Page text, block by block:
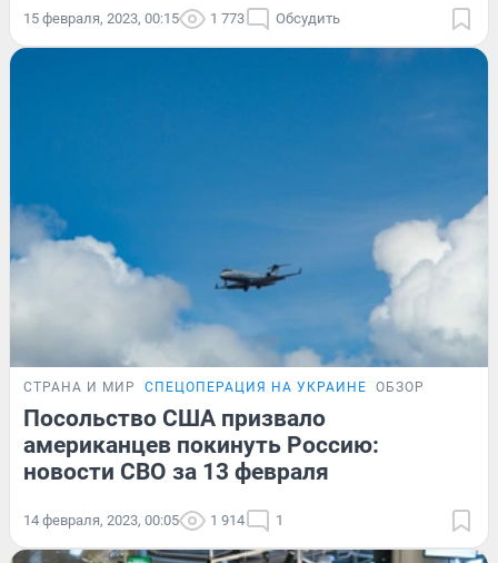
15 февраля, 2023, 00:15 1 773 Обсудить
СТРАНА И МИР СПЕЦОПЕРАЦИЯ НА УКРАИНЕ ОБЗОР
Посольство США призвало
американцев покинуть Россию:
новости СВО за 13 февраля
14 февраля, 2023, 00:05 1 914 1